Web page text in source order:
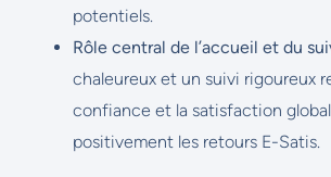
potentiels.
Rôle central de l’accueil et du
chaleureux et un suivi rigoureux
confiance et la satisfaction
positivement les retours E-Satis.